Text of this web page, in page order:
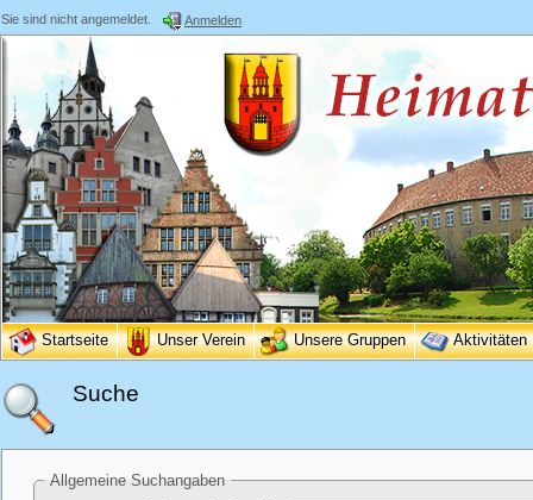
Sie sind nicht angemeldet. Anmelden
Startseite Unser Verein Unsere Gruppen Aktivitäten
Suche
Allgemeine Suchangaben